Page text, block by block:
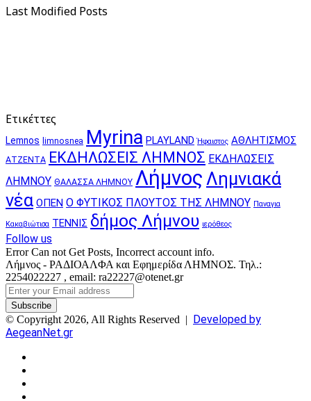
Last Modified Posts
Ετικέττες
Lemnos limnosnea Myrina PLAYLAND Ήφαιστος ΑΘΛΗΤΙΣΜΟΣ
ΑΤΖΕΝΤΑ ΕΚΔΗΛΩΣΕΙΣ ΛΗΜΝΟΣ ΕΚΔΗΛΩΣΕΙΣ
ΛΗΜΝΟΥ ΘΑΛΑΣΣΑ ΛΗΜΝΟΥ Λήμνος Λημνιακά
νέα ΟΠΕΝ Ο ΦΥΤΙΚΟΣ ΠΛΟΥΤΟΣ ΤΗΣ ΛΗΜΝΟΥ Παναγια
Κακαβιώτισα ΤΕΝΝΙΣ δήμος Λήμνου ιερόθεος
Follow us
Error Can not Get Posts, Incorrect account info.
Λήμνος - ΡΑΔΙΟΑΛΦΑ και Εφημερίδα ΛΗΜΝΟΣ. Τηλ.:
2254022227 , email: ra22227@otenet.gr
Enter
your
Email
address
© Copyright 2026, All Rights Reserved | Developed by
AegeanNet.gr